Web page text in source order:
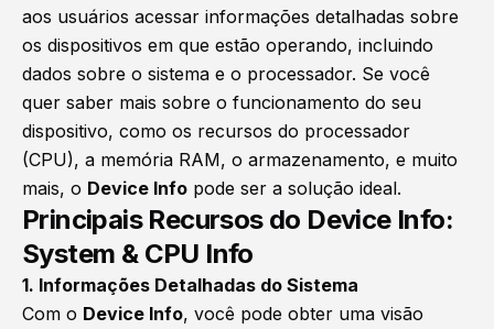
aos usuários acessar informações detalhadas sobre
os dispositivos em que estão operando, incluindo
dados sobre o sistema e o processador. Se você
quer saber mais sobre o funcionamento do seu
dispositivo, como os recursos do processador
(CPU), a memória RAM, o armazenamento, e muito
mais, o Device Info pode ser a solução ideal.
Principais Recursos do Device Info:
System & CPU Info
1. Informações Detalhadas do Sistema
Com o Device Info, você pode obter uma visão